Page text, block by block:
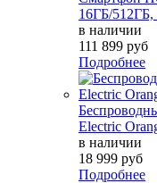
16ГБ/
в наличии
111 899 руб
Подробнее
Electric
в наличии
18 999 руб
Подробнее